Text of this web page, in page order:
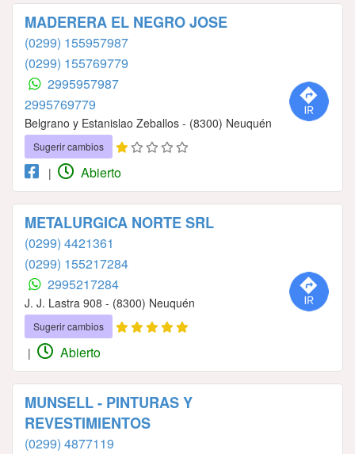
MADERERA EL NEGRO JOSE
(0299) 155957987
(0299) 155769779
2995957987
2995769779
Belgrano y Estanislao Zeballos - (8300) Neuquén
Sugerir cambios
| Abierto
METALURGICA NORTE SRL
(0299) 4421361
(0299) 155217284
2995217284
J. J. Lastra 908 - (8300) Neuquén
Sugerir cambios
| Abierto
MUNSELL - PINTURAS Y
REVESTIMIENTOS
(0299) 4877119